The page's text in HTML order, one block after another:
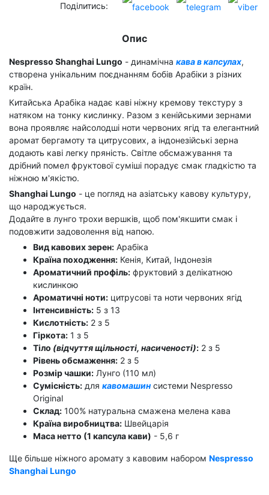
Поділитись:
Опис
Nespresso Shanghai Lungo - динамічна кава в капсулах,
створена унікальним поєднанням бобів Арабіки з різних
країн.
Китайська Арабіка надає каві ніжну кремову текстуру з
натяком на тонку кислинку. Разом з кенійськими зернами
вона проявляє найсолодші ноти червоних ягід та елегантний
аромат бергамоту та цитрусових, а індонезійські зерна
додають каві легку пряність. Світле обсмажування та
дрібний помел фруктової суміші порадує смак гладкістю та
ніжною м'якістю.
Shanghai Lungo - це погляд на азіатську кавову культуру,
що народжується.
Додайте в лунго трохи вершків, щоб пом'якшити смак і
подовжити задоволення від напою.
Вид кавових зерен: Арабіка
Країна походження: Кенія, Китай, Індонезія
Ароматичний профіль: фруктовий з делікатною
кислинкою
Ароматичні ноти: цитрусові та ноти червоних ягід
Інтенсивність: 5 з 13
Кислотність: 2 з 5
Гіркота: 1 з 5
Тіло (відчуття щільності, насиченості): 2 з 5
Рівень обсмаження: 2 з 5
Розмір чашки: Лунго (110 мл)
Сумісність: для кавомашин системи Nespresso
Original
Склад: 100% натуральна смажена мелена кава
Країна виробництва: Швейцарія
Маса нетто (1 капсула кави) - 5,6 г
Ще більше ніжного аромату з кавовим набором Nespresso
Shanghai Lungo